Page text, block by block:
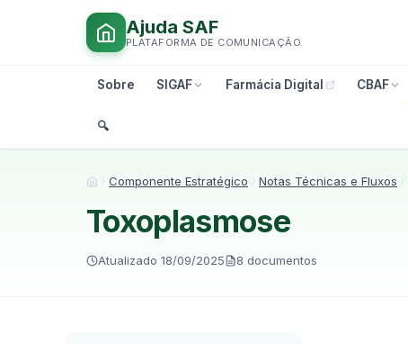
Ajuda SAF
PLATAFORMA DE COMUNICAÇÃO
Sobre SIGAF Farmácia Digital CBAF
🔍︎
Início
Componente Estratégico Notas Técnicas e Fluxos
Toxoplasmose
Atualizado 18/09/2025 8 documentos